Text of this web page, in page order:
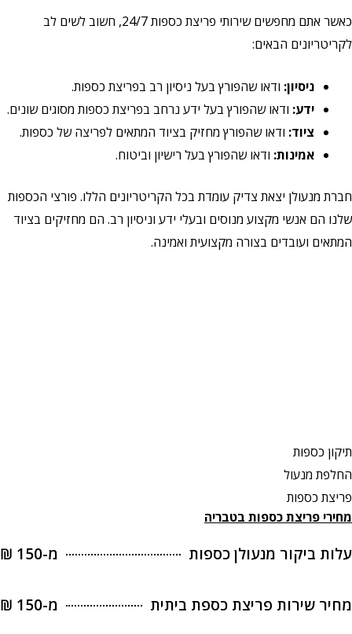
כאשר אתם מחפשים שירותי פריצת כספות 24/7, חשוב לשים לב
לקריטריונים הבאים:
ניסיון: ודאו שהפורץ בעל ניסיון רב בפריצת כספות.
ידע: ודאו שהפורץ בעל ידע נרחב בפריצת כספות מסוגים שונים.
ציוד: ודאו שהפורץ מחזיק בציוד המתאים לפריצה של כספות.
אמינות: ודאו שהפורץ בעל רישיון וביטוח.
חברת מנעולן יצאת צדיק עומדת בכל הקריטריונים הללו. פורצי הכספות
שלנו הם אנשי מקצוע מנוסים ובעלי ידע וניסיון רב. הם מחזיקים בציוד
המתאים ועובדים בצורה מקצועית ואמינה.
תיקון כספות
החלפת מנעול
פריצת כספות
מחירי פריצת כספות בטבריה
עלות ביקור מנעולן כספות מ-150 ₪
מחיר שירות פריצת כספת ביתית מ-150 ₪